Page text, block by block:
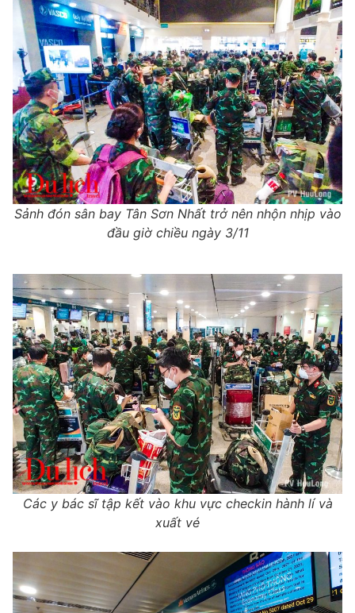
Sảnh đón sân bay Tân Sơn Nhất trở nên nhộn nhịp vào
đầu giờ chiều ngày 3/11
Các y bác sĩ tập kết vào khu vực checkin hành lí và
xuất vé